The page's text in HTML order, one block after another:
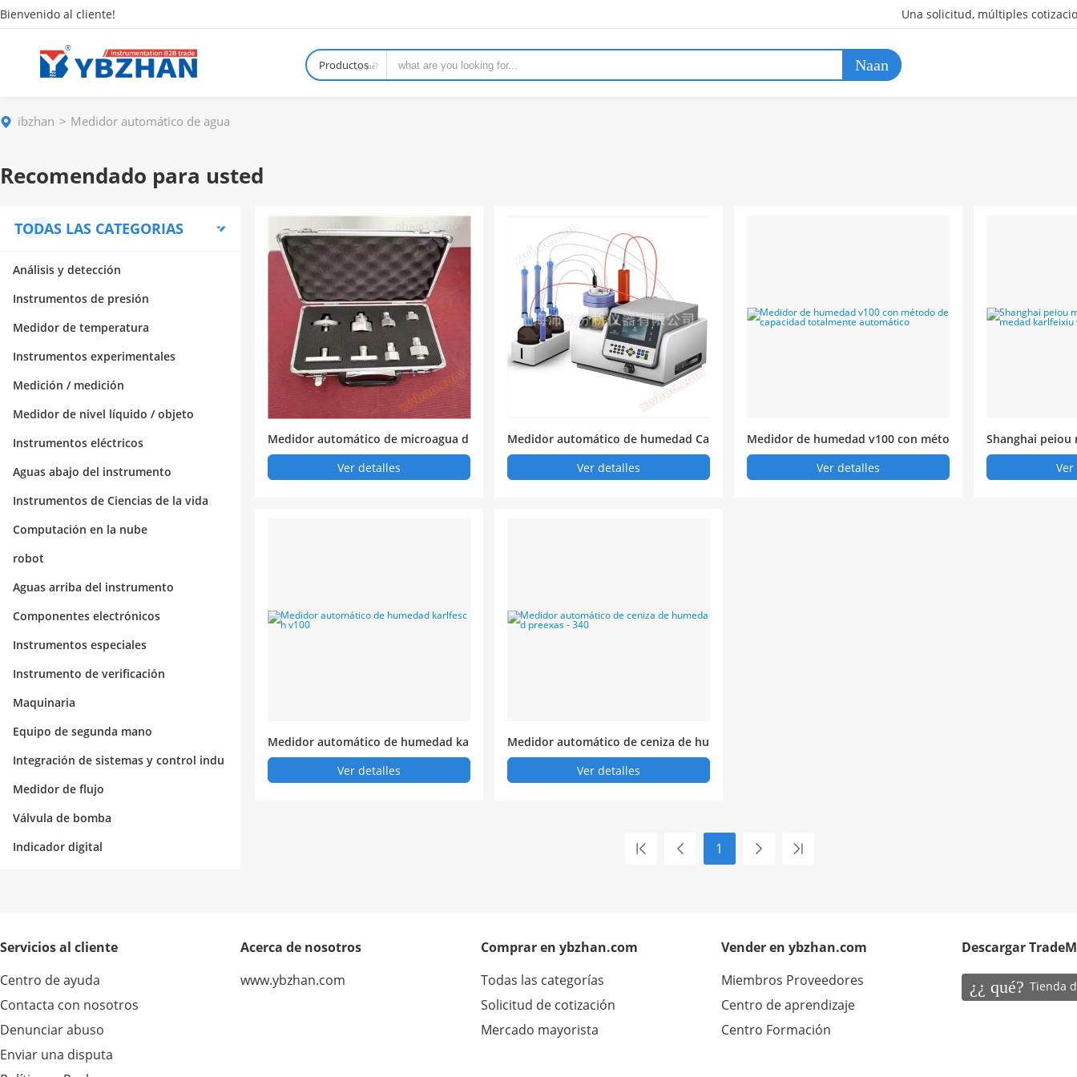
Bienvenido al cliente! Una solicitud, múltiples
Productos¿¿ qué? Naan
ibzhan Medidor automático de agua
Recomendado para usted
TODAS LAS CATEGORIAS
Análisis y detección
Instrumentos de presión
Medidor de temperatura
Instrumentos experimentales
Medición / medición
Medidor de nivel líquido / objeto
Instrumentos eléctricos
Aguas abajo del instrumento
Instrumentos de Ciencias de la vida
Computación en la nube
robot
Aguas arriba del instrumento
Componentes electrónicos
Instrumentos especiales
Instrumento de verificación
Maquinaria
Equipo de segunda mano
Integración de sistemas y control indu
strial
Medidor de flujo
Válvula de bomba
Indicador digital
Medidor automático de microagua d
e precisión
Ver detalles
Medidor automático de humedad Ca
rlisle v100
Ver detalles
Medidor de humedad v100 con méto
do de capacidad totalmente automá
tico
Ver detalles
Shanghai
de humedad
Medidor automático de humedad ka
rlfesch v100
Ver detalles
Medidor automático de ceniza de hu
medad preexas - 340
Ver detalles
1
Servicios al cliente
Centro de ayuda
Contacta con nosotros
Denunciar abuso
Enviar una disputa
Acerca de nosotros
www.ybzhan.com
Comprar en ybzhan.com
Todas las categorías
Solicitud de cotización
Mercado mayorista
Vender en ybzhan.com
Miembros Proveedores
Centro de aprendizaje
Centro Formación
Descargar
¿¿ qué? Tienda